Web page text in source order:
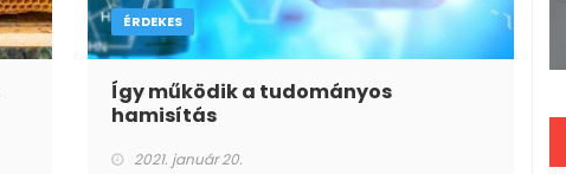
ÉRDEKES
Így működik a tudományos
hamisítás
2021. január 20.